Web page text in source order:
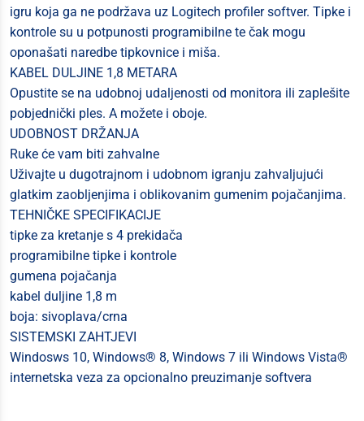
igru koja ga ne podržava uz Logitech profiler softver. Tipke i
kontrole su u potpunosti programibilne te čak mogu
oponašati naredbe tipkovnice i miša.
KABEL DULJINE 1,8 METARA
Opustite se na udobnoj udaljenosti od monitora ili zaplešite
pobjednički ples. A možete i oboje.
UDOBNOST DRŽANJA
Ruke će vam biti zahvalne
Uživajte u dugotrajnom i udobnom igranju zahvaljujući
glatkim zaobljenjima i oblikovanim gumenim pojačanjima.
TEHNIČKE SPECIFIKACIJE
tipke za kretanje s 4 prekidača
programibilne tipke i kontrole
gumena pojačanja
kabel duljine 1,8 m
boja: sivoplava/crna
SISTEMSKI ZAHTJEVI
Windosws 10, Windows® 8, Windows 7 ili Windows Vista®
internetska veza za opcionalno preuzimanje softvera